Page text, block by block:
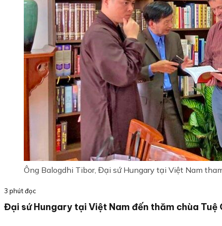
Ông Balogdhi Tibor, Đại sứ Hungary tại Việt Nam
3 phút đọc
Đại sứ Hungary tại Việt Nam đến thăm chùa